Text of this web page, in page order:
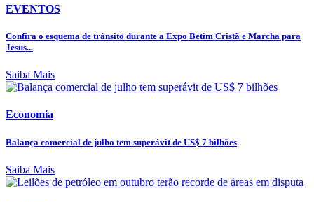
EVENTOS
Confira o esquema de trânsito durante a Expo Betim Cristã e Marcha para
Jesus...
Saiba Mais
Economia
Balança comercial de julho tem superávit de US$ 7 bilhões
Saiba Mais